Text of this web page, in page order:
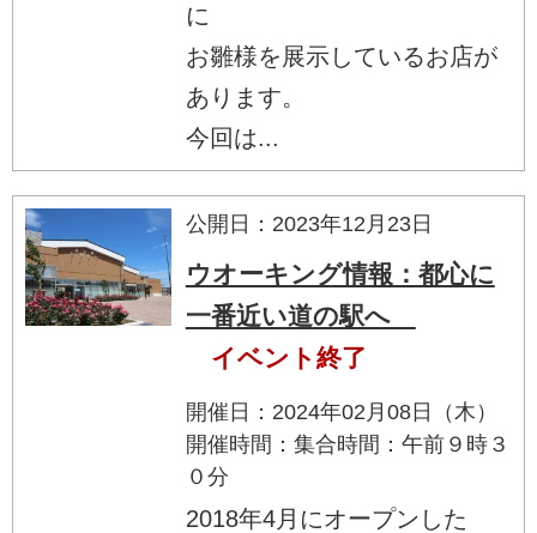
に
お雛様を展示しているお店が
あります。
今回は...
公開日：2023年12月23日
ウオーキング情報：都心に
一番近い道の駅へ
イベント終了
開催日：2024年02月08日（木）
開催時間：集合時間：午前９時３
０分
2018年4月にオープンした